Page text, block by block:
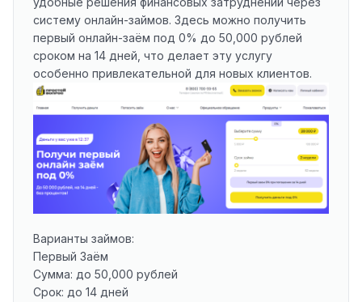
систему онлайн-займов. Здесь можно получить
первый онлайн-заём под 0% до 50,000 рублей
сроком на 14 дней, что делает эту услугу
особенно привлекательной для новых клиентов.
Варианты займов:
Первый Заём
Сумма: до 50,000 рублей
Срок: до 14 дней